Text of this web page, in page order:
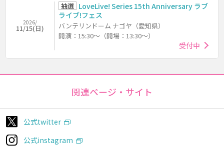
2026/
11/15(日)
抽選 LoveLive! Series 15th Anniversary ラブ
ライブ!フェス
バンテリンドーム ナゴヤ（愛知県）
開演：15:30～（開場：13:30～）
受付中
関連ページ・サイト
公式twitter
公式instagram